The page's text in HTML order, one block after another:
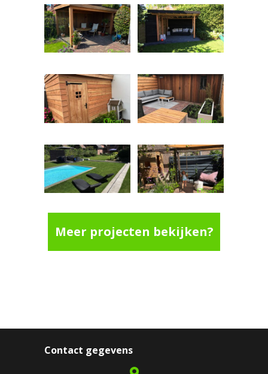
Meer projecten bekijken?
Contact gegevens